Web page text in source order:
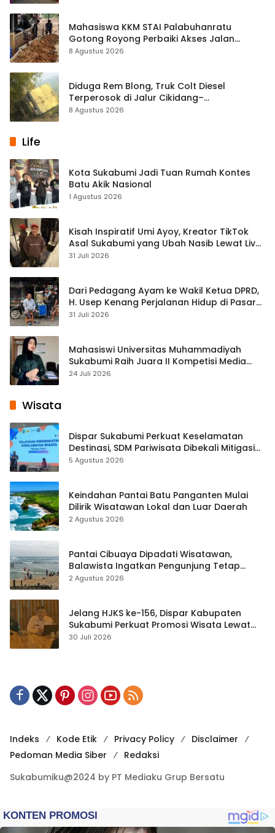
Mahasiswa KKM STAI Palabuhanratu
Gotong Royong Perbaiki Akses Jalan
Majelis Ta’lim di Sagaranten
8 Agustus 2026
Diduga Rem Blong, Truk Colt Diesel
Terperosok di Jalur Cikidang–
Palabuhanratu
8 Agustus 2026
Life
Kota Sukabumi Jadi Tuan Rumah Kontes
Batu Akik Nasional
1 Agustus 2026
Kisah Inspiratif Umi Ayoy, Kreator TikTok
Asal Sukabumi yang Ubah Nasib Lewat Live
Streaming
31 Juli 2026
Dari Pedagang Ayam ke Wakil Ketua DPRD,
H. Usep Kenang Perjalanan Hidup di Pasar
Cisaat
31 Juli 2026
Mahasiswi Universitas Muhammadiyah
Sukabumi Raih Juara II Kompetisi Media
Pembelajaran Digital Tingkat Internasional
24 Juli 2026
Wisata
Dispar Sukabumi Perkuat Keselamatan
Destinasi, SDM Pariwisata Dibekali Mitigasi
hingga Teknik Evakuasi
5 Agustus 2026
Keindahan Pantai Batu Panganten Mulai
Dilirik Wisatawan Lokal dan Luar Daerah
2 Agustus 2026
Pantai Cibuaya Dipadati Wisatawan,
Balawista Ingatkan Pengunjung Tetap
Waspada
2 Agustus 2026
Jelang HJKS ke-156, Dispar Kabupaten
Sukabumi Perkuat Promosi Wisata Lewat
Publikasi Digital
30 Juli 2026
Indeks Kode Etik Privacy Policy
Disclaimer
Pedoman Media Siber
Redaksi
Sukabumiku@2024 by PT Mediaku Grup Bersatu